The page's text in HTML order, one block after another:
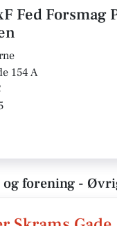
Fed Forsmag
154 A
forening -